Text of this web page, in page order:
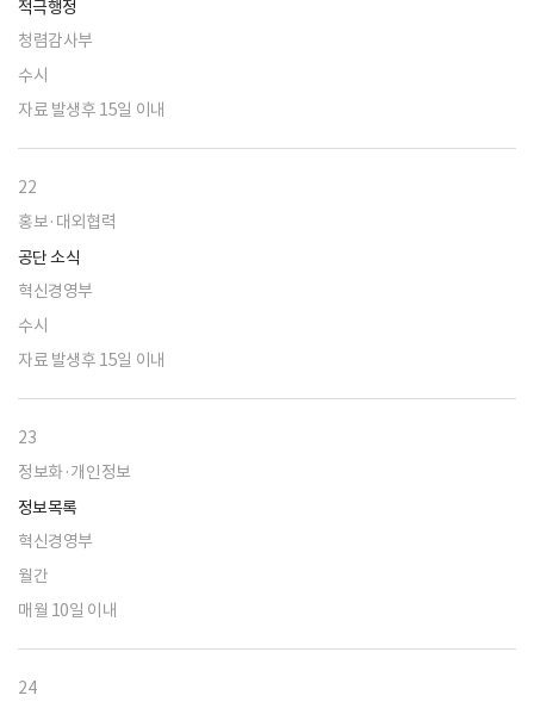
적극행정
청렴감사부
수시
자료 발생후 15일 이내
22
홍보·대외협력
공단 소식
혁신경영부
수시
자료 발생후 15일 이내
23
정보화·개인정보
정보목록
혁신경영부
월간
매월 10일 이내
24